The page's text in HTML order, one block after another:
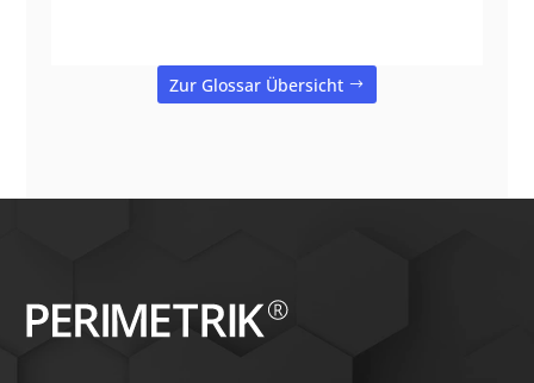
Zur Glossar Übersicht